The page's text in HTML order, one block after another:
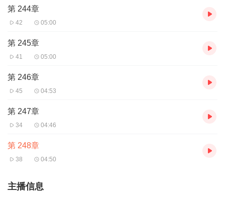
第 244章
42 05:00
第 245章
41 05:00
第 246章
45 04:53
第 247章
34 04:46
第 248章
38 04:50
主播信息